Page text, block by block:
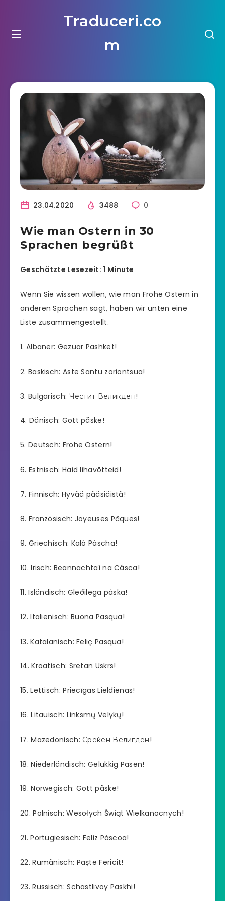
Traduceri.co
m
23.04.2020 3488 0
Wie man Ostern in 30
Sprachen begrüßt
Geschätzte Lesezeit: 1 Minute
Wenn Sie wissen wollen, wie man Frohe Ostern in
anderen Sprachen sagt, haben wir unten eine
Liste zusammengestellt.
1. Albaner: Gezuar Pashket!
2. Baskisch: Aste Santu zoriontsua!
3. Bulgarisch: Честит Великден!
4. Dänisch: Gott påske!
5. Deutsch: Frohe Ostern!
6. Estnisch: Häid lihavõtteid!
7. Finnisch: Hyvää pääsiäistä!
8. Französisch: Joyeuses Pâques!
9. Griechisch: Kaló Páscha!
10. Irisch: Beannachtaí na Cásca!
11. Isländisch: Gleðilega páska!
12. Italienisch: Buona Pasqua!
13. Katalanisch: Feliç Pasqua!
14. Kroatisch: Sretan Uskrs!
15. Lettisch: Priecīgas Lieldienas!
16. Litauisch: Linksmų Velykų!
17. Mazedonisch: Среќен Велигден!
18. Niederländisch: Gelukkig Pasen!
19. Norwegisch: Gott påske!
20. Polnisch: Wesołych Świąt Wielkanocnych!
21. Portugiesisch: Feliz Páscoa!
22. Rumänisch: Paște Fericit!
23. Russisch: Schastlivoy Paskhi!